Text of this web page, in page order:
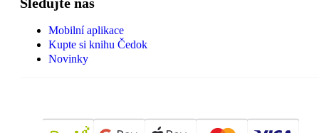
Mobilní aplikace
Kupte si knihu Čedok
Novinky